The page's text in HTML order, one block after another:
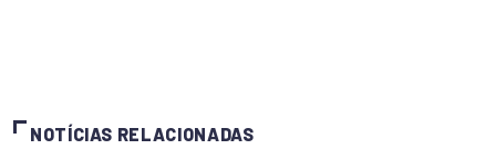
NOTÍCIAS RELACIONADAS